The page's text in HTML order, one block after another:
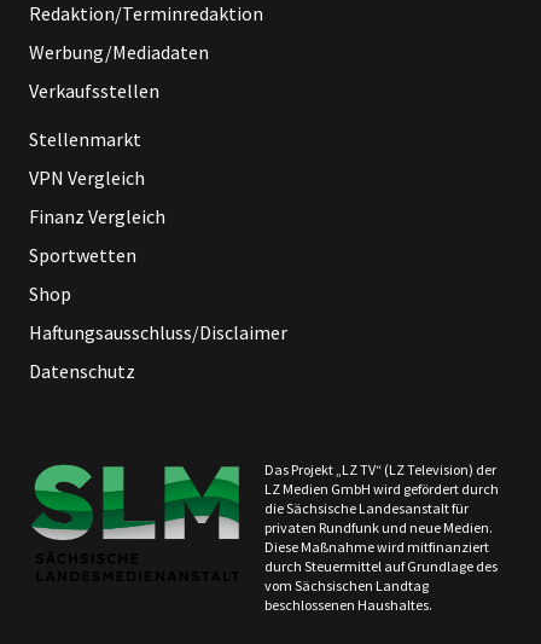
Redaktion/Terminredaktion
Werbung/Mediadaten
Verkaufsstellen
Stellenmarkt
VPN Vergleich
Finanz Vergleich
Sportwetten
Shop
Haftungsausschluss/Disclaimer
Datenschutz
Das Projekt „LZ TV“ (LZ Television) der
LZ Medien GmbH wird gefördert durch
die Sächsische Landesanstalt für
privaten Rundfunk und neue Medien.
Diese Maßnahme wird mitfinanziert
durch Steuermittel auf Grundlage des
vom Sächsischen Landtag
beschlossenen Haushaltes.